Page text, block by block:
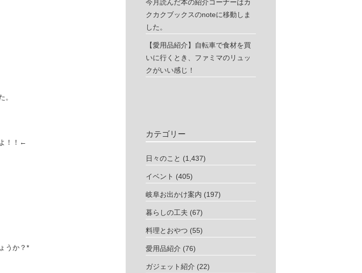
。
！！←
うか？*
今月読んだ本の紹介コーナーはカ
クカクブックスのnoteに移動しま
した。
【愛用品紹介】自転車で食材を買
いに行くとき、ファミマのリュッ
クがいい感じ！
カテゴリー
日々のこと (1,437)
イベント (405)
岐阜お出かけ案内 (197)
暮らしの工夫 (67)
料理とおやつ (55)
愛用品紹介 (76)
ガジェット紹介 (22)